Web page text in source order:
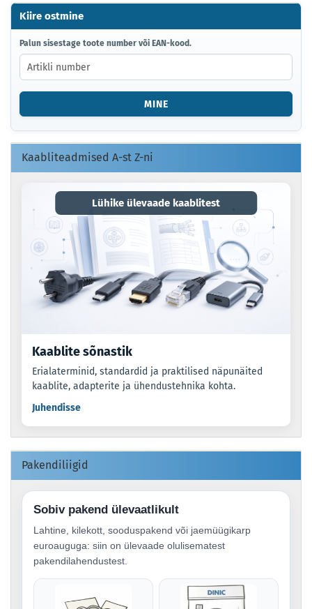
Kiire ostmine
PALUN
SISESTAGE
TOOTE
NUMBER
VÕI
KOOD.
Palun sisestage toote number või EAN-kood.
MINE
Kaabliteadmised A-st Z-ni
Lühike ülevaade kaablitest
Kaablite sõnastik
Erialaterminid, standardid ja praktilised näpunäited
kaablite, adapterite ja ühendustehnika kohta.
Juhendisse
Pakendiliigid
Sobiv pakend ülevaatlikult
Lahtine, kilekott, sooduspakend või jaemüügikarp
euroauguga: siin on ülevaade olulisematest
pakendilahendustest.